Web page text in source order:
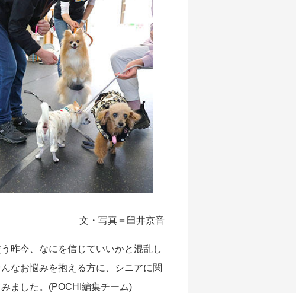
文・写真＝臼井京音
昨今、なにを信じていいかと混乱し
なお悩みを抱える方に、シニアに関
ました。(POCHI編集チーム)